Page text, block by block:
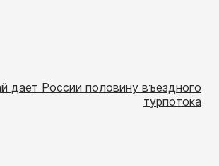
дает России половину въездного
турпотока